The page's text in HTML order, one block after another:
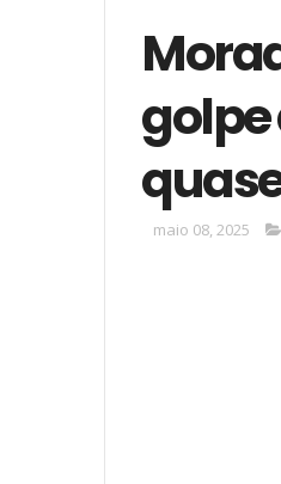
golpe
maio 08, 2025